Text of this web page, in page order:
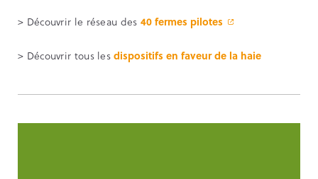
> Découvrir le réseau des 40 fermes pilotes
> Découvrir tous lesdispositifs en faveur de la haie